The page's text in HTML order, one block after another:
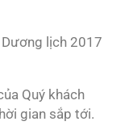
lịch 2017
Quý khách
gian sắp tới.